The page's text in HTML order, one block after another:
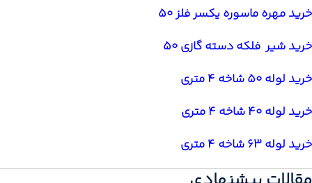
خرید مهره ماسوره یکسر فلز 50
خرید شیر فلکه دسته گازی 50
خرید لوله 50 شاخه 4 متری
خرید لوله 40 شاخه 4 متری
خرید لوله 63 شاخه 4 متری